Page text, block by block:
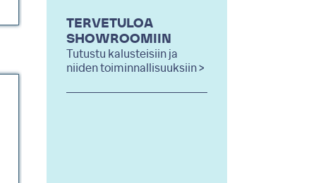
TERVETULOA
SHOWROOMIIN
Tutustu kalusteisiin ja
niiden toiminnallisuuksiin >